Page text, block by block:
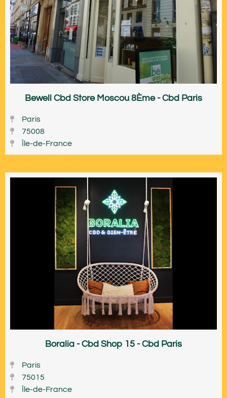
Bewell Cbd Store Moscou 8Ème - Cbd Paris
Paris
75008
Île-de-France
Boralia - Cbd Shop 15 - Cbd Paris
Paris
75015
Île-de-France